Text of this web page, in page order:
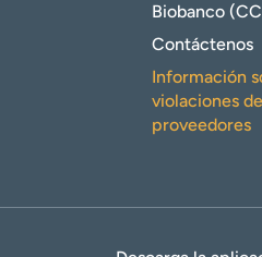
Biobanco
Contáctenos
Información
violaciones
proveedores